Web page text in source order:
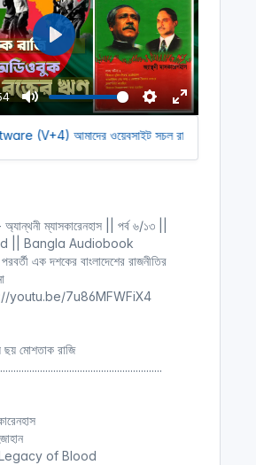
M
u
S
e
s
E
n
P
l
a
y
(V+4) আমাদের ওয়েবসাইট সচল রাখতে আমাদের
ম্যাসকারেনহাস || পর্ব ৬/১৩ ||
|| Bangla Audiobook
এক দশকের বাংলাদেশের রাজনীতির
youtu.be/7u86MFWFiX4
মোশতাক রাজি
of Blood